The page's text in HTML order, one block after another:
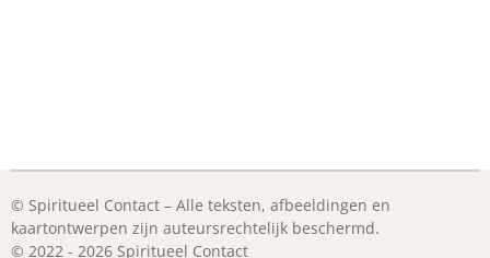
© Spiritueel Contact – Alle teksten, afbeeldingen en
kaartontwerpen zijn auteursrechtelijk beschermd.
© 2022 - 2026 Spiritueel Contact